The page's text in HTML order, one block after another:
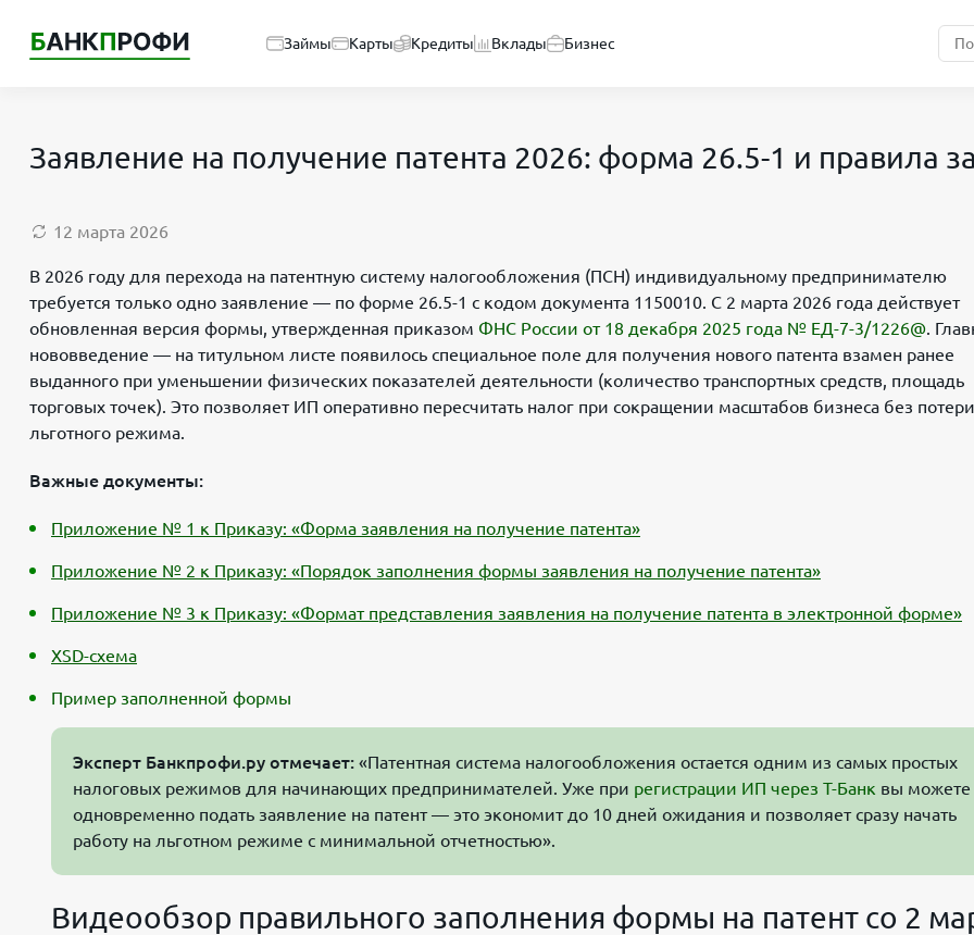
Займы Карты Кредиты Вклады Бизнес
Заявление на получение патента 2026: форма 26.5-1 и правила
12 марта 2026
В 2026 году для перехода на патентную систему налогообложения (ПСН) индивидуальному предпринимателю
требуется только одно заявление — по форме 26.5-1 с кодом документа 1150010. С 2 марта 2026 года действует
обновленная версия формы, утвержденная приказом ФНС России от 18 декабря 2025 года № ЕД-7-3/1226@.
нововведение — на титульном листе появилось специальное поле для получения нового патента взамен ранее
выданного при уменьшении физических показателей деятельности (количество транспортных средств, площадь
торговых точек). Это позволяет ИП оперативно пересчитать налог при сокращении масштабов бизнеса без потери
льготного режима.
Важные документы:
Приложение № 1 к Приказу: «Форма заявления на получение патента»
Приложение № 2 к Приказу: «Порядок заполнения формы заявления на получение патента»
Приложение № 3 к Приказу: «Формат представления заявления на получение патента в электронной форме»
XSD-схема
Пример заполненной формы
Эксперт Банкпрофи.ру отмечает: «Патентная система налогообложения остается одним из самых простых
налоговых режимов для начинающих предпринимателей. Уже при регистрации ИП через Т-Банк вы можете
одновременно подать заявление на патент — это экономит до 10 дней ожидания и позволяет сразу начать
работу на льготном режиме с минимальной отчетностью».
Видеообзор правильного заполнения формы на патент со 2